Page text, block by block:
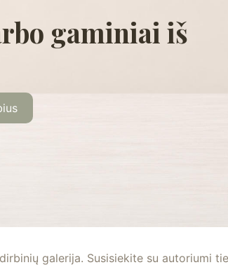
gaminiai iš
galerija. Susisiekite su autoriumi